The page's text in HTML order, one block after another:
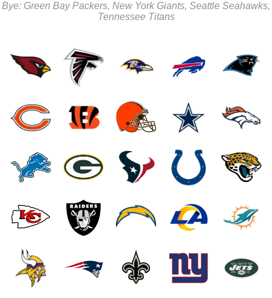
Bye: Green Bay Packers, New York Giants, Seattle Seahawks,
Tennessee Titans